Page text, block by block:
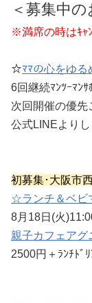
＜募集中の
※満席の時はｷｬ
☆ﾏﾏの心をゆる
6回継続ﾏﾝﾂｰﾏﾝｻ
次回開催の優先
公式LINEより
初募集･大阪市
☆ランチ＆ベビ
8月18日(火
親子カフェアグ
2500円＋ﾗﾝﾁﾄﾞ